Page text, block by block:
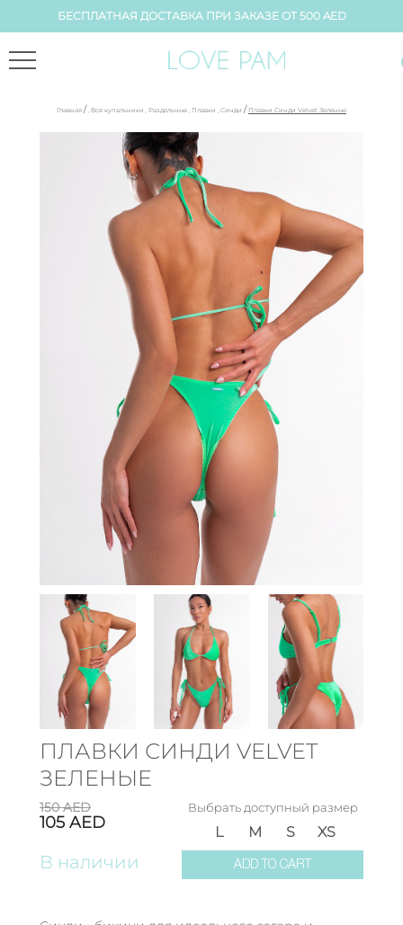
БЕСПЛАТНАЯ ДОСТАВКА ПРИ ЗАКАЗЕ ОТ 500 AED
Главная / , Все купальники , Раздельные , Плавки , Синди / Плавки Синди Velvet Зеленые
ПЛАВКИ СИНДИ VELVET
ЗЕЛЕНЫЕ
150AED
105 AED
В наличии
Выбрать доступный размер
XS
S
M
L
ADD TO CART